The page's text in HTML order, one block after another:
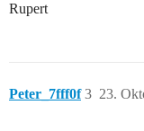
Rupert
Peter_7fff0f 23.
3